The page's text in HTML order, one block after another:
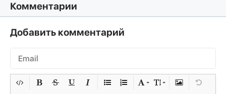
Комментарии
Добавить комментарий